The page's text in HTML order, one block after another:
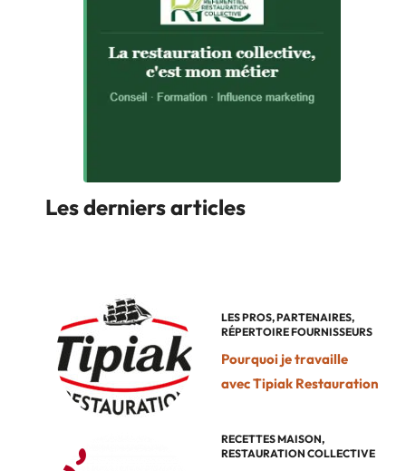
Les derniers articles
LES PROS,PARTENAIRES,
RÉPERTOIRE FOURNISSEURS
Pourquoi je travaille
avec Tipiak Restauration
RECETTES MAISON,
RESTAURATION COLLECTIVE